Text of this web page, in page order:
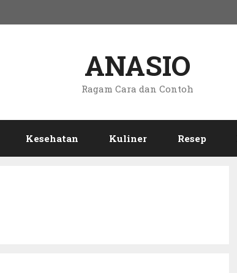
ANASIO
Ragam Cara dan Contoh
Kesehatan Kuliner Resep